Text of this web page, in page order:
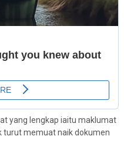
yang lengkap iaitu maklumat
turut memuat naik dokumen